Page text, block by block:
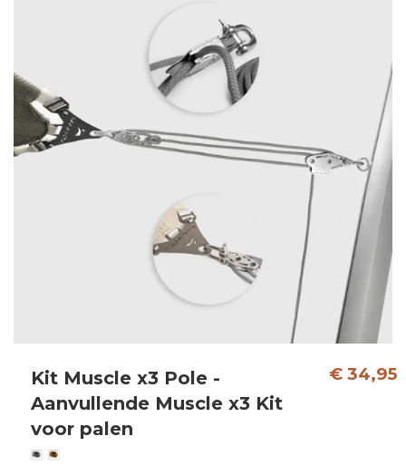
Kit Muscle x3 Pole -
Aanvullende Muscle x3 Kit
voor palen
€ 34,95